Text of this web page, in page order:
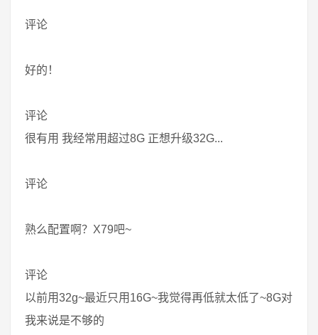
评论
好的！
评论
很有用 我经常用超过8G 正想升级32G...
评论
熟么配置啊？X79吧~
评论
以前用32g~最近只用16G~我觉得再低就太低了~8G对
我来说是不够的